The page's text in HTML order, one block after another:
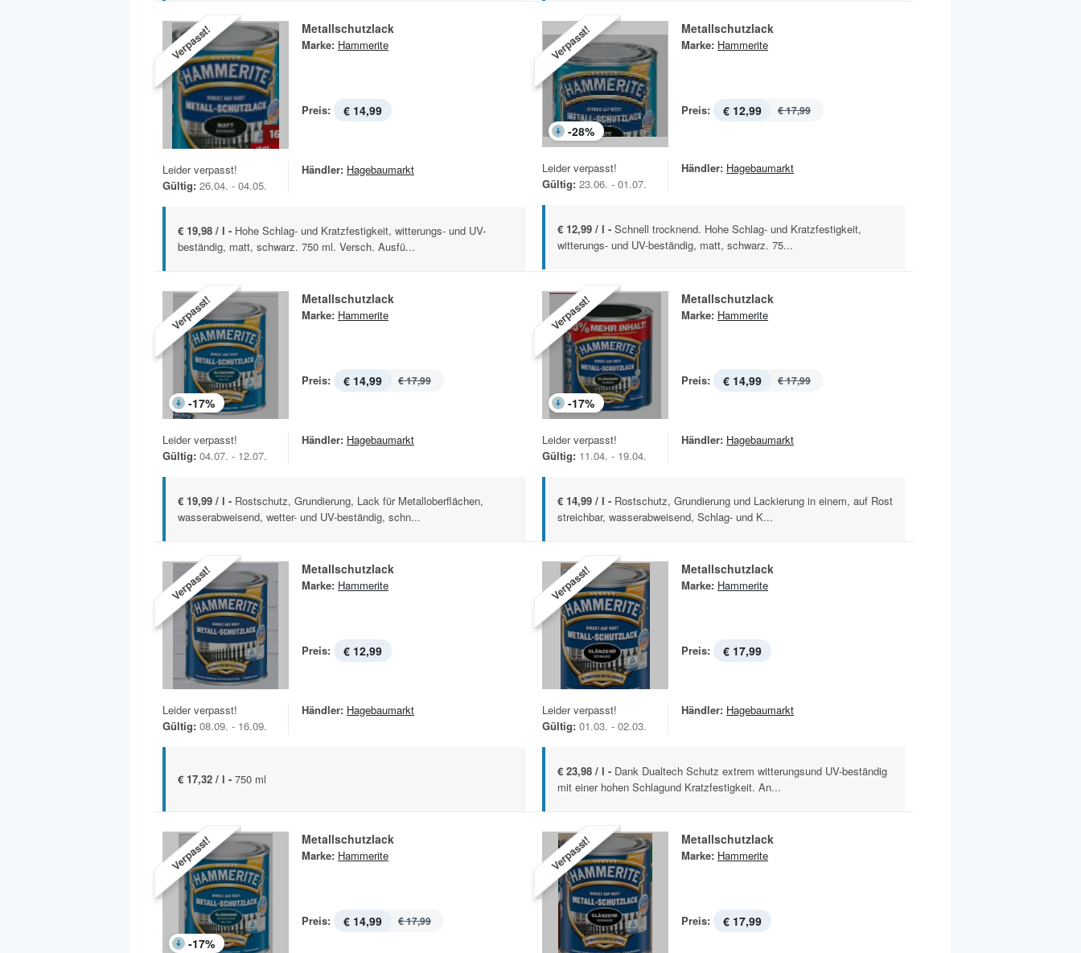
Verpasst! Metallschutzlack
Marke: Hammerite
Preis: € 14,99
Leider verpasst!
Gültig: 26.04. - 04.05.
Händler: Hagebaumarkt
€ 19,98 / l - Hohe Schlag- und Kratzfestigkeit, witterungs- und UV-
beständig, matt, schwarz. 750 ml. Versch. Ausfü...
Verpasst!
-28%
Metallschutzlack
Marke: Hammerite
Preis: € 12,99 € 17,99
Leider verpasst!
Gültig: 23.06. - 01.07.
Händler: Hagebaumarkt
€ 12,99 / l - Schnell trocknend. Hohe Schlag- und Kratzfestigkeit,
witterungs- und UV-beständig, matt, schwarz. 75...
Verpasst!
-17%
Metallschutzlack
Marke: Hammerite
Preis: € 14,99 € 17,99
Leider verpasst!
Gültig: 04.07. - 12.07.
Händler: Hagebaumarkt
€ 19,99 / l - Rostschutz, Grundierung, Lack für Metalloberflächen,
wasserabweisend, wetter- und UV-beständig, schn...
Verpasst!
-17%
Metallschutzlack
Marke: Hammerite
Preis: € 14,99 € 17,99
Leider verpasst!
Gültig: 11.04. - 19.04.
Händler: Hagebaumarkt
€ 14,99 / l - Rostschutz, Grundierung und Lackierung in einem, auf Rost
streichbar, wasserabweisend, Schlag- und K...
Verpasst! Metallschutzlack
Marke: Hammerite
Preis: € 12,99
Leider verpasst!
Gültig: 08.09. - 16.09.
Händler: Hagebaumarkt
€ 17,32 / l - 750 ml
Verpasst! Metallschutzlack
Marke: Hammerite
Preis: € 17,99
Leider verpasst!
Gültig: 01.03. - 02.03.
Händler: Hagebaumarkt
€ 23,98 / l - Dank Dualtech Schutz extrem witterungsund UV-beständig
mit einer hohen Schlagund Kratzfestigkeit. An...
Verpasst!
-17%
Metallschutzlack
Marke: Hammerite
Preis: € 14,99 € 17,99
Verpasst! Metallschutzlack
Marke: Hammerite
Preis: € 17,99